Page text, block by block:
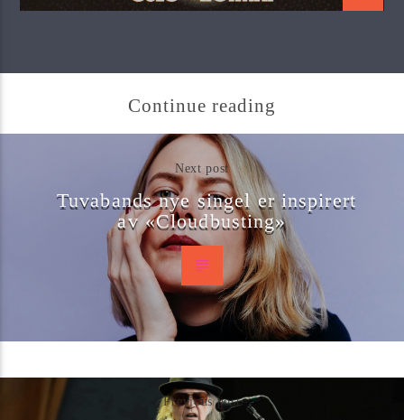
Continue reading
Next post
Tuvabands nye singel er inspirert
av «Cloudbusting»
Previous post